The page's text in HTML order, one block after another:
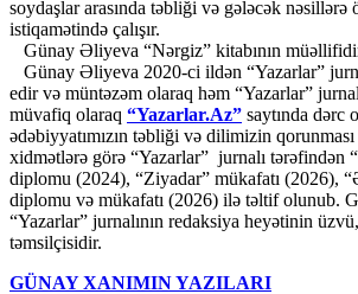
soydaşlar arasında təbliği və gələcək nəsillərə
istiqamətində çalışır.
Günay Əliyeva “Nərgiz” kitabının
Günay Əliyeva 2020-ci ildən “Yazarlar”
edir və müntəzəm olaraq həm “Yazarlar”
müvafiq olaraq “Yazarlar.Az” saytında
ədəbiyyatımızın təbliği və dilimizin
xidmətlərə görə “Yazarlar” jurnalı tərəfindən
diplomu (2024), “Ziyadar” mükafatı (2026),
diplomu və mükafatı (2026) ilə təltif olunub.
“Yazarlar” jurnalının redaksiya heyətinin
təmsilçisidir.
GÜNAY XANIMIN YAZILARI